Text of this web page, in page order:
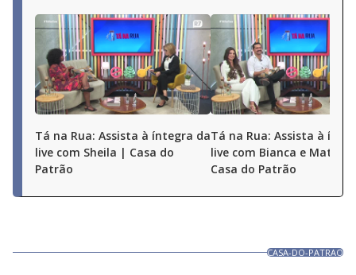
Tá na Rua: Assista à íntegra da
live com Sheila | Casa do
Patrão
Tá na Rua: Assista à
live com Bianca e
Casa do Patrão
CASA-DO-PATRAO